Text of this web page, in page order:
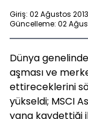
Giriş: 02 Ağustos
Güncelleme: 02
Dünya
aşması ve
ettireceklerini
yükseldi; MSCI
yana kaydettiği